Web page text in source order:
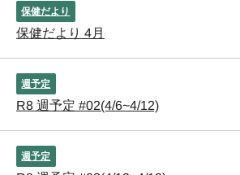
保健だより
保健だより 4月
週予定
R8 週予定 #02(4/6~4/12)
週予定